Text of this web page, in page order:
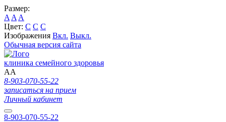
Размер:
A A A
Цвет: C C C
Изображения Вкл. Выкл.
Обычная версия сайта
клиника семейного здоровья
AA
8-903-070-55-22
записаться на прием
Личный кабинет
8-903-070-55-22